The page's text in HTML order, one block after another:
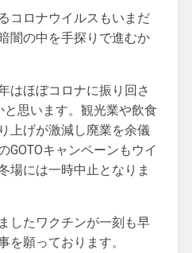
コロナウイルスもいまだ
闇の中を手探りで進むか
はほぼコロナに振り回さ
思います。観光業や飲食
上げが激減し廃業を余儀
GOTOキャンペーンもウイ
場には一時中止となりま
したワクチンが一刻も早
を願っております。